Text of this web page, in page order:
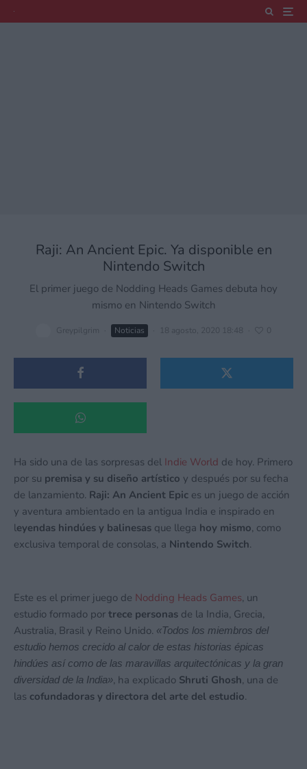
Raji: An Ancient Epic. Ya disponible en
Nintendo Switch
El primer juego de Nodding Heads Games debuta hoy
mismo en Nintendo Switch
Greypilgrim Noticias 18 agosto, 2020 18:48 0
Ha sido una de las sorpresas del Indie World de hoy. Primero
por su premisa y su diseño artístico y después por su fecha
de lanzamiento. Raji: An Ancient Epic es un juego de acción
y aventura ambientado en la antigua India e inspirado en
leyendas hindúes y balinesas que llega hoy mismo, como
exclusiva temporal de consolas, a Nintendo Switch.
Este es el primer juego de Nodding Heads Games, un
estudio formado por trece personas de la India, Grecia,
Australia, Brasil y Reino Unido. «Todos los miembros del
estudio hemos crecido al calor de estas historias épicas
hindúes así como de las maravillas arquitectónicas y la gran
diversidad de la India», ha explicado Shruti Ghosh, una de
las cofundadoras y directora del arte del estudio.